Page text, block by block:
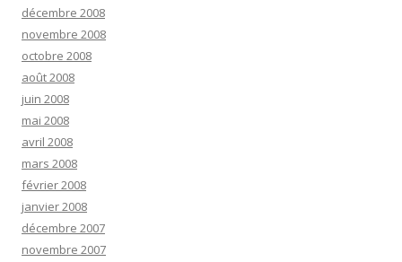
décembre 2008
novembre 2008
octobre 2008
août 2008
juin 2008
mai 2008
avril 2008
mars 2008
février 2008
janvier 2008
décembre 2007
novembre 2007